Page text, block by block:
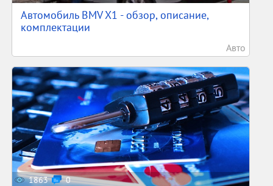
Автомобиль BMV X1 - обзор, описание,
комплектации
Авто
1863 0